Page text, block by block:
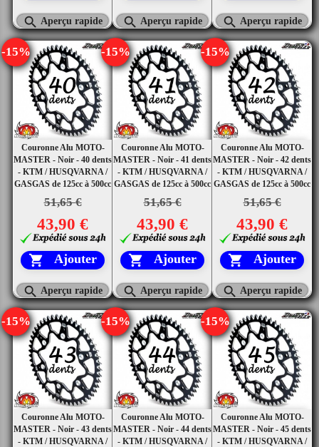
 Aperçu rapide  Aperçu rapide  Aperçu rapide
Couronne Alu MOTO-
MASTER - Noir - 40 dents
- KTM / HUSQVARNA /
GASGAS de 125cc à 500cc
51,65 €
-15%
43,90 €
 Ajouter
 Aperçu rapide
Couronne Alu MOTO-
MASTER - Noir - 41 dents
- KTM / HUSQVARNA /
GASGAS de 125cc à 500cc
51,65 €
-15%
43,90 €
 Ajouter
 Aperçu rapide
Couronne Alu MOTO-
MASTER - Noir - 42 dents
- KTM / HUSQVARNA /
GASGAS de 125cc à 500cc
51,65 €
-15%
43,90 €
 Ajouter
 Aperçu rapide
Couronne Alu MOTO-
MASTER - Noir - 43 dents
- KTM / HUSQVARNA /
-15%
Couronne Alu MOTO-
MASTER - Noir - 44 dents
- KTM / HUSQVARNA /
-15%
Couronne Alu MOTO-
MASTER - Noir - 45 dents
- KTM / HUSQVARNA /
-15%